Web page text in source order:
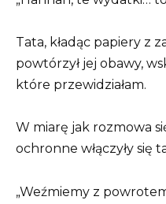
Tata, kładąc papiery z
powtórzył jej obawy,
które przewidziałam.
W miarę jak rozmowa
ochronne włączyły się
„Weźmiemy z